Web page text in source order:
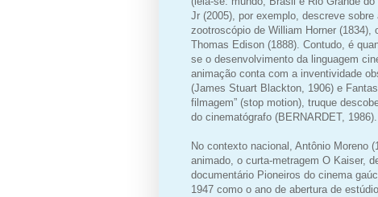
Jr (2005), por exemplo, descreve
zootroscópio de William Horner
Thomas Edison (1888). Contudo, é
se o desenvolvimento da linguagem
animação conta com a inventividade
(James Stuart Blackton, 1906) e
filmagem” (stop motion), truque
do cinematógrafo (BERNARDET, 1986).
No contexto nacional, Antônio Moreno
animado, o curta-metragem O Kaiser,
documentário Pioneiros do cinema
1947 como o ano de abertura de